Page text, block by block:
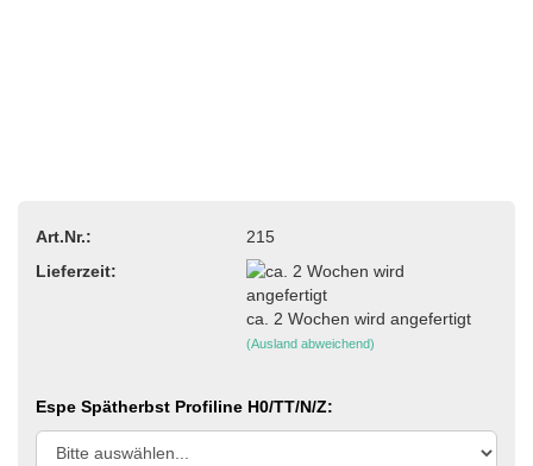
Art.Nr.:
215
Lieferzeit:
ca. 2 Wochen wird angefertigt
(Ausland abweichend)
Espe Spätherbst Profiline H0/TT/N/Z: